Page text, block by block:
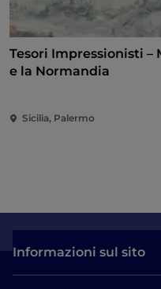
Tesori Impressionisti –
e la Normandia
Sicilia, Palermo
Informazioni sul sito